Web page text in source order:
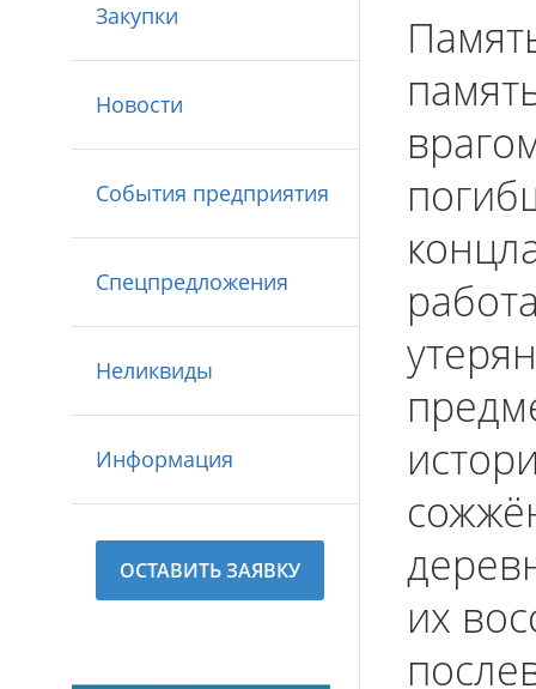
Закупки
Новости
События предприятия
Спецпредложения
Неликвиды
Информация
ОСТАВИТЬ ЗАЯВКУ
их